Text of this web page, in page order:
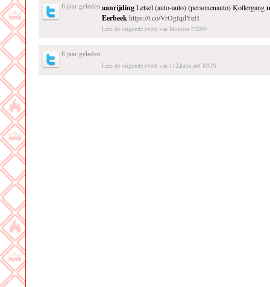
6 jaar geleden aanrijdingLetsel (auto-auto) (personenauto) Kollergang
Eerbeekhttps://t.co/VrOgIqdYeH
Lees de originele tweet van Monitor P2000
6 jaar geleden
Lees de originele tweet van 112alarm.net MON